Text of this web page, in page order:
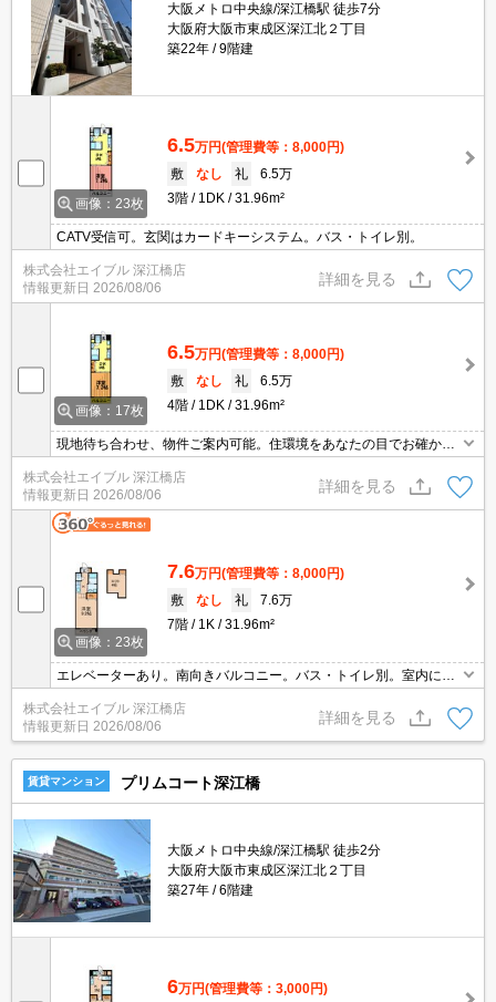
大阪メトロ中央線/深江橋駅 徒歩7分
大阪府大阪市東成区深江北２丁目
築22年
9階建
画像：23枚
6.5万円(管理費等：8,000円)
敷
なし 礼
6.5万
3階
1DK 31.96m²
CATV受信可。玄関はカードキーシステム。バス・トイレ別。
株式会社エイブル 深江橋店
情報更新日 2026/08/06
詳細を見る
画像：17枚
6.5万円(管理費等：8,000円)
敷
なし 礼
6.5万
4階
1DK 31.96m²
現地待ち合わせ、物件ご案内可能。住環境をあなたの目でお確かめ
ください。シューズボックス付き。クローゼットが大きいのも魅力
ですね。独立洗面台が便利。シューズボックス付き。
株式会社エイブル 深江橋店
情報更新日 2026/08/06
詳細を見る
画像：23枚
7.6万円(管理費等：8,000円)
敷
なし 礼
7.6万
7階
1K 31.96m²
エレベーターあり。南向きバルコニー。バス・トイレ別。室内に洗
株式会社エイブル 深江橋店
情報更新日 2026/08/06
詳細を見る
賃貸マンション プリムコート深江橋
大阪メトロ中央線/深江橋駅 徒歩2分
大阪府大阪市東成区深江北２丁目
築27年
6階建
6万円(管理費等：3,000円)